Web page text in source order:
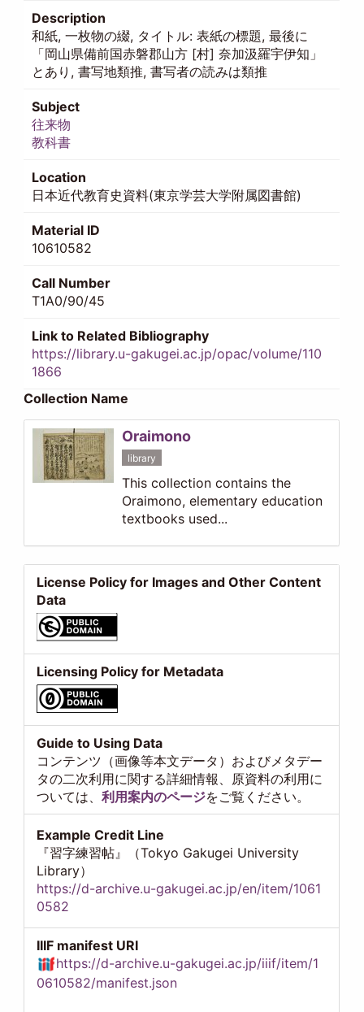
Description
和紙, 一枚物の綴, タイトル: 表紙の標題, 最後に
「岡山県備前国赤磐郡山方 [村] 奈加汲羅宇伊知」
とあり, 書写地類推, 書写者の読みは類推
Subject
往来物
教科書
Location
日本近代教育史資料(東京学芸大学附属図書館)
Material ID
10610582
Call Number
T1A0/90/45
Link to Related Bibliography
https://library.u-gakugei.ac.jp/opac/volume/110
1866
Collection Name
Oraimono
library
This collection contains the
Oraimono, elementary education
textbooks used...
License Policy for Images and Other Content
Data
Licensing Policy for Metadata
Guide to Using Data
コンテンツ（画像等本文データ）およびメタデー
タの二次利用に関する詳細情報、原資料の利用に
ついては、利用案内のページをご覧ください。
Example Credit Line
『習字練習帖』（Tokyo Gakugei University
Library）
https://d-archive.u-gakugei.ac.jp/en/item/1061
0582
IIIF manifest URI
https://d-archive.u-gakugei.ac.jp/iiif/item/1
0610582/manifest.json